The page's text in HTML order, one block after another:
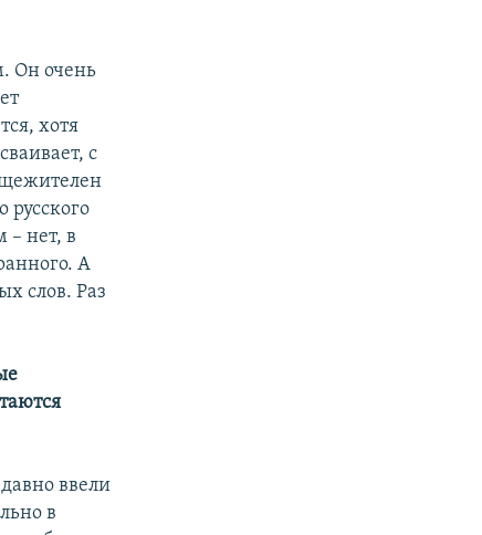
Он очень
хотя
с
русского
– нет, в
А
слов. Раз
ввели
в